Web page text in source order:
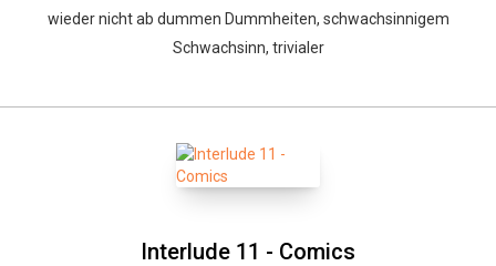
wieder nicht ab dummen Dummheiten, schwachsinnigem
Schwachsinn, trivialer
Interlude 11 - Comics